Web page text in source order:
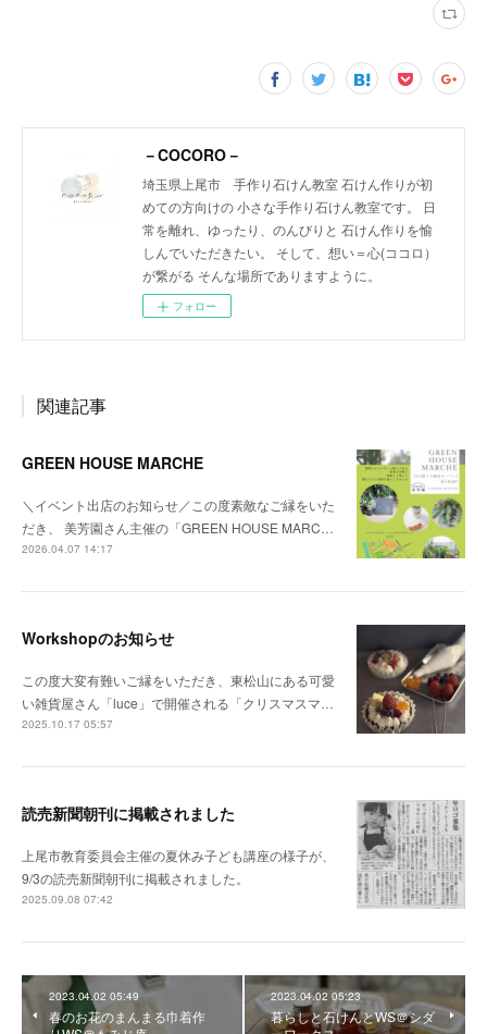
－COCORO－
埼玉県上尾市 手作り石けん教室 石けん作りが初
めての方向けの 小さな手作り石けん教室です。 日
常を離れ、ゆったり、のんびりと 石けん作りを愉
しんでいただきたい。 そして、想い＝心(ココロ）
が繋がる そんな場所でありますように。
フォロー
関連記事
GREEN HOUSE MARCHE
＼イベント出店のお知らせ／この度素敵なご縁をいた
だき、 美芳園さん主催の「GREEN HOUSE MARC…
2026.04.07 14:17
Workshopのお知らせ
この度大変有難いご縁をいただき、東松山にある可愛
い雑貨屋さん「luce」で開催される「クリスマスマ…
2025.10.17 05:57
読売新聞朝刊に掲載されました
上尾市教育委員会主催の夏休み子ども講座の様子が、
9/3の読売新聞朝刊に掲載されました。
2025.09.08 07:42
2023.04.02 05:49
春のお花のまんまる巾着作
2023.04.02 05:23
暮らしと石けんとWS＠シダ